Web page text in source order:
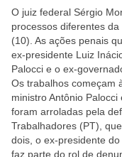
O juiz federal Sérgio
processos diferentes
(10). As ações penais
ex-presidente Luiz
Palocci e o ex-
Os trabalhos começam
ministro Antônio
foram arroladas pela
Trabalhadores (PT),
dois, o ex-presidente
faz parte do rol de